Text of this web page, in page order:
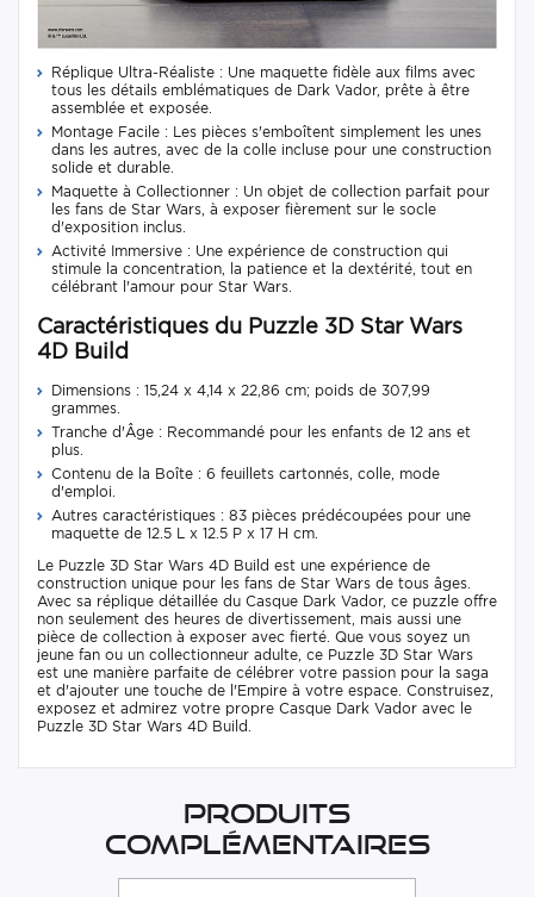
Réplique Ultra-Réaliste : Une maquette fidèle aux films avec
tous les détails emblématiques de Dark Vador, prête à être
assemblée et exposée.
Montage Facile : Les pièces s'emboîtent simplement les unes
dans les autres, avec de la colle incluse pour une construction
solide et durable.
Maquette à Collectionner : Un objet de collection parfait pour
les fans de Star Wars, à exposer fièrement sur le socle
d'exposition inclus.
Activité Immersive : Une expérience de construction qui
stimule la concentration, la patience et la dextérité, tout en
célébrant l'amour pour Star Wars.
Caractéristiques du Puzzle 3D Star Wars
4D Build
Dimensions : 15,24 x 4,14 x 22,86 cm; poids de 307,99
grammes.
Tranche d'Âge : Recommandé pour les enfants de 12 ans et
plus.
Contenu de la Boîte : 6 feuillets cartonnés, colle, mode
d'emploi.
Autres caractéristiques : 83 pièces prédécoupées pour une
maquette de 12.5 L x 12.5 P x 17 H cm.
Le Puzzle 3D Star Wars 4D Build est une expérience de
construction unique pour les fans de Star Wars de tous âges.
Avec sa réplique détaillée du Casque Dark Vador, ce puzzle offre
non seulement des heures de divertissement, mais aussi une
pièce de collection à exposer avec fierté. Que vous soyez un
jeune fan ou un collectionneur adulte, ce Puzzle 3D Star Wars
est une manière parfaite de célébrer votre passion pour la saga
et d'ajouter une touche de l'Empire à votre espace. Construisez,
exposez et admirez votre propre Casque Dark Vador avec le
Puzzle 3D Star Wars 4D Build.
Produits
complémentaires